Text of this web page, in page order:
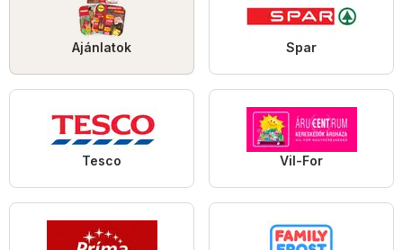
Ajánlatok Spar
Tesco Vil-For